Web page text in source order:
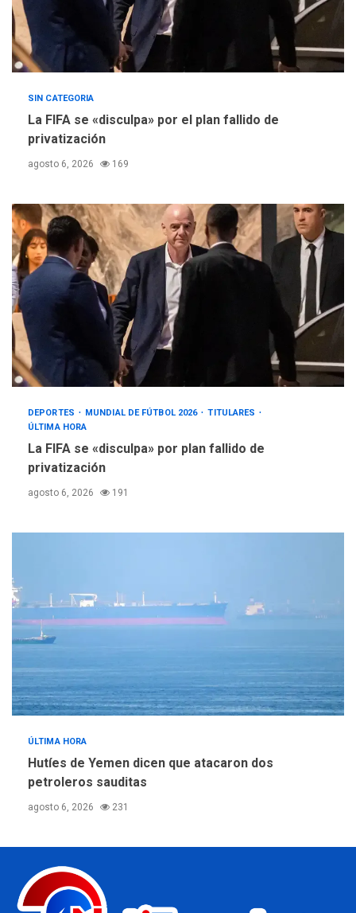
SIN CATEGORIA
La FIFA se «disculpa» por el plan fallido de
privatización
agosto 6, 2026 169
DEPORTES MUNDIAL DE FÚTBOL 2026
TITULARES
ÚLTIMA HORA
La FIFA se «disculpa» por plan fallido de
privatización
agosto 6, 2026 191
ÚLTIMA HORA
Hutíes de Yemen dicen que atacaron dos
petroleros sauditas
agosto 6, 2026 231